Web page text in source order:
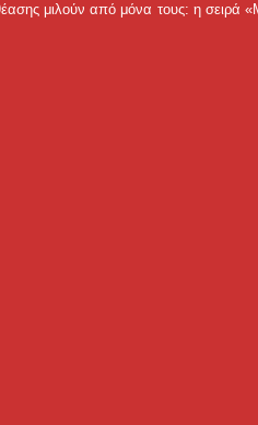
μιλούν από μόνα τους: η σειρά